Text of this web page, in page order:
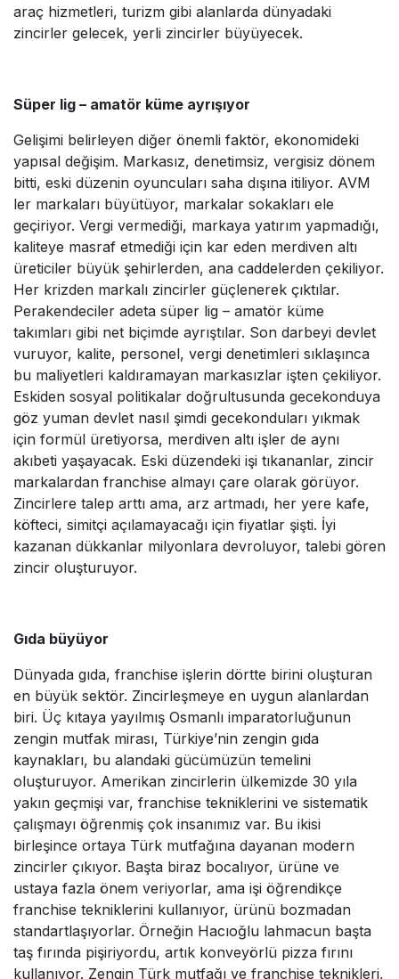
araç hizmetleri, turizm gibi alanlarda dünyadaki
zincirler gelecek, yerli zincirler büyüyecek.
Süper lig – amatör küme ayrışıyor
Gelişimi belirleyen diğer önemli faktör, ekonomideki
yapısal değişim. Markasız, denetimsiz, vergisiz dönem
bitti, eski düzenin oyuncuları saha dışına itiliyor. AVM
ler markaları büyütüyor, markalar sokakları ele
geçiriyor. Vergi vermediği, markaya yatırım yapmadığı,
kaliteye masraf etmediği için kar eden merdiven altı
üreticiler büyük şehirlerden, ana caddelerden çekiliyor.
Her krizden markalı zincirler güçlenerek çıktılar.
Perakendeciler adeta süper lig – amatör küme
takımları gibi net biçimde ayrıştılar. Son darbeyi devlet
vuruyor, kalite, personel, vergi denetimleri sıklaşınca
bu maliyetleri kaldıramayan markasızlar işten çekiliyor.
Eskiden sosyal politikalar doğrultusunda gecekonduya
göz yuman devlet nasıl şimdi gecekonduları yıkmak
için formül üretiyorsa, merdiven altı işler de aynı
akıbeti yaşayacak. Eski düzendeki işi tıkananlar, zincir
markalardan franchise almayı çare olarak görüyor.
Zincirlere talep arttı ama, arz artmadı, her yere kafe,
köfteci, simitçi açılamayacağı için fiyatlar şişti. İyi
kazanan dükkanlar milyonlara devroluyor, talebi gören
zincir oluşturuyor.
Gıda büyüyor
Dünyada gıda, franchise işlerin dörtte birini oluşturan
en büyük sektör. Zincirleşmeye en uygun alanlardan
biri. Üç kıtaya yayılmış Osmanlı imparatorluğunun
zengin mutfak mirası, Türkiye’nin zengin gıda
kaynakları, bu alandaki gücümüzün temelini
oluşturuyor. Amerikan zincirlerin ülkemizde 30 yıla
yakın geçmişi var, franchise tekniklerini ve sistematik
çalışmayı öğrenmiş çok insanımız var. Bu ikisi
birleşince ortaya Türk mutfağına dayanan modern
zincirler çıkıyor. Başta biraz bocalıyor, ürüne ve
ustaya fazla önem veriyorlar, ama işi öğrendikçe
franchise tekniklerini kullanıyor, ürünü bozmadan
standartlaşıyorlar. Örneğin Hacıoğlu lahmacun başta
taş fırında pişiriyordu, artık konveyörlü pizza fırını
kullanıyor. Zengin Türk mutfağı ve franchise teknikleri,